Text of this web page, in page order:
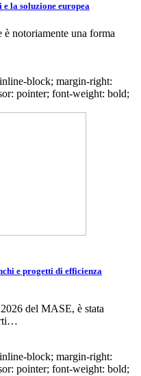
la soluzione europea
notoriamente una forma
block; margin-right:
pointer; font-weight: bold;
e progetti di efficienza
del MASE, è stata
block; margin-right:
pointer; font-weight: bold;